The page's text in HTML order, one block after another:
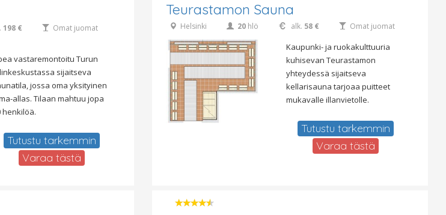
198 €
Omat juomat
vastaremontoitu Turun
sijaitseva
jossa oma yksityinen
allas. Tilaan mahtuu jopa
henkilöä.
Tutustu tarkemmin
Varaa tästä
Teurastamon Sauna
Helsinki 20 hlö alk. 58 € Omat juomat
Kaupunki- ja ruokakulttuuria
kuhisevan Teurastamon
yhteydessä sijaitseva
kellarisauna tarjoaa puitteet
mukavalle illanvietolle.
Tutustu tarkemmin
Varaa tästä